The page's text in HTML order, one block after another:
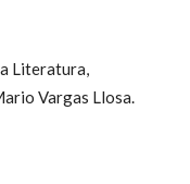
Literatura,
Vargas Llosa.